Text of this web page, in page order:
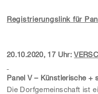
Registrierungslink für
20.10.2020, 17 Uhr:
Panel V – Künstlerische +
Die Dorfgemeinschaft ist